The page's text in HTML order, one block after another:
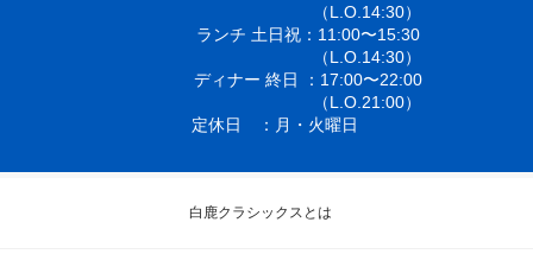
（L.O.14:30）
ランチ 土日祝
11:00〜15:30
（L.O.14:30）
ディナー 終日
17:00〜22:00
（L.O.21:00）
定休日
月・火曜日
白鹿クラシックスとは